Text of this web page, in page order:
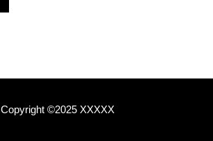
Copyright ©2025 XXXXX